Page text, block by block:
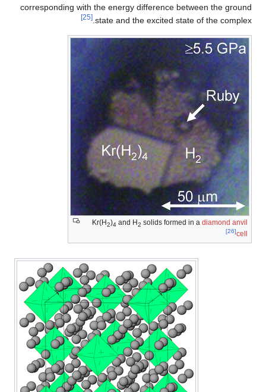
corresponding with the energy difference between the ground
state and the excited state of the complex.
[25]
Kr(H2)4 and H2 solids formed in a diamond anvil
cell
[26]